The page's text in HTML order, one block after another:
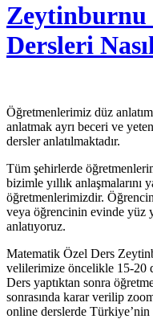
Zeytinburnu
Dersleri
Öğretmenlerimiz düz
anlatmak ayrı beceri ve
dersler anlatılmaktadır.
Tüm şehirlerde
bizimle yıllık anlaşmalarını
öğretmenlerimizdir.
veya öğrencinin evinde yüz
anlatıyoruz.
Matematik Özel Ders
velilerimize öncelikle 15-20
Ders yaptıktan sonra
sonrasında karar verilip
online derslerde